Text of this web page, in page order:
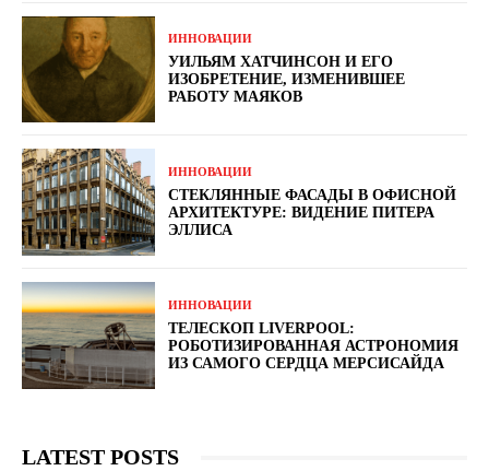
ИННОВАЦИИ
УИЛЬЯМ ХАТЧИНСОН И ЕГО
ИЗОБРЕТЕНИЕ, ИЗМЕНИВШЕЕ
РАБОТУ МАЯКОВ
ИННОВАЦИИ
СТЕКЛЯННЫЕ ФАСАДЫ В ОФИСНОЙ
АРХИТЕКТУРЕ: ВИДЕНИЕ ПИТЕРА
ЭЛЛИСА
ИННОВАЦИИ
ТЕЛЕСКОП LIVERPOOL:
РОБОТИЗИРОВАННАЯ АСТРОНОМИЯ
ИЗ САМОГО СЕРДЦА МЕРСИСАЙДА
LATEST POSTS